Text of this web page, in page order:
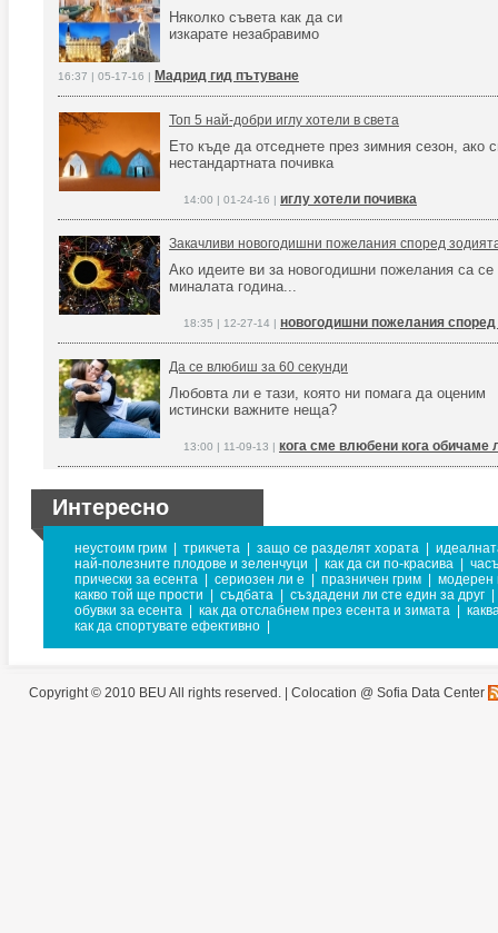
Няколко съвета как да си
изкарате незабравимо
16:37 | 05-17-16 | Мадрид гид пътуване
Топ 5 най-добри иглу хотели в света
Ето къде да отседнете през зимния сезон, ако
нестандартната почивка
14:00 | 01-24-16 | иглу хотели почивка
Закачливи новогодишни пожелания според
Ако идеите ви за новогодишни пожелания са
миналата година...
18:35 | 12-27-14 | новогодишни пожелания според
Да се влюбиш за 60 секунди
Любовта ли е тази, която ни помага да оценим
истински важните неща?
13:00 | 11-09-13 | кога сме влюбени кога обичаме
Интересно
неустоим грим трикчета защо се разделят хората
най-полезните плодове и зеленчуци
как да си по-красива
прически за есента
сериозен ли е празничен грим
модерен
какво той ще прости
съдбата създадени ли сте един за друг
обувки за есента
как да отслабнем през есента и зимата
как да спортувате ефективно
Copyright © 2010 BEU All rights reserved. | Colocation @ Sofia Data Center